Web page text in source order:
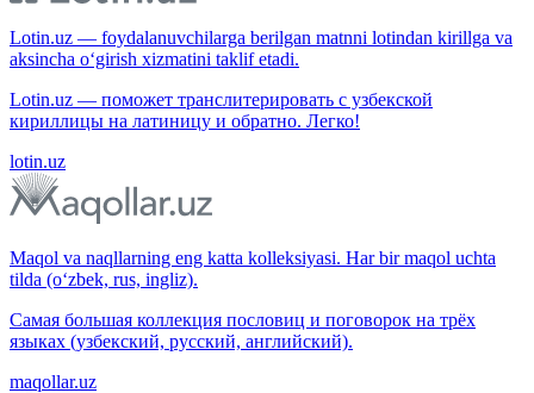
Lotin.uz — foydalanuvchilarga berilgan matnni lotindan kirillga va
aksincha o‘girish xizmatini taklif etadi.
Lotin.uz — поможет транслитерировать с узбекской
кириллицы на латиницу и обратно. Легко!
lotin.uz
Maqol va naqllarning eng katta kolleksiyasi. Har bir maqol uchta
tilda (o‘zbek, rus, ingliz).
Самая большая коллекция пословиц и поговорок на трёх
языках (узбекский, русский, английский).
maqollar.uz